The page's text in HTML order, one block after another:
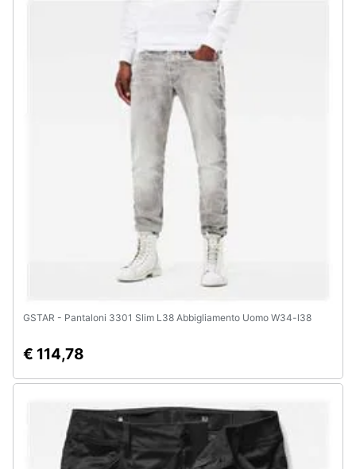
GSTAR - Pantaloni 3301 Slim L38 Abbigliamento Uomo W34-l38
€ 114,78